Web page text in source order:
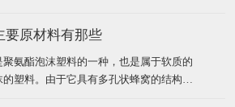
多这样或那样的问题。那么我们经常遇
现斜边（圆刀模切斜边更大）； 2、
要原材料有那些
酯泡沫塑料的一种，也是属于软质的
塑料。由于它具有多孔状蜂窝的结构，